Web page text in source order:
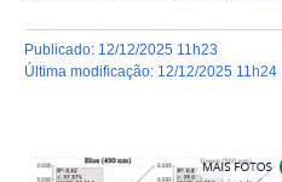
publicado: 12/12/2025 11h23
última modificação: 12/12/2025 11h24